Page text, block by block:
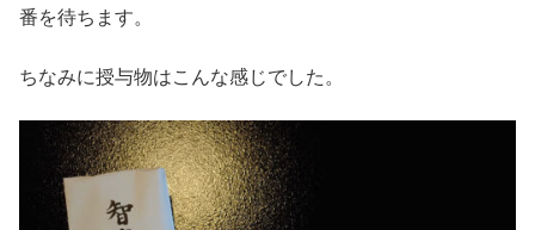
番を待ちます。
ちなみに授与物はこんな感じでした。